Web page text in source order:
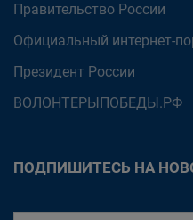
Правительство России
Официальный интернет-
Президент России
ВОЛОНТЕРЫПОБЕДЫ.РФ
ПОДПИШИТЕСЬ НА